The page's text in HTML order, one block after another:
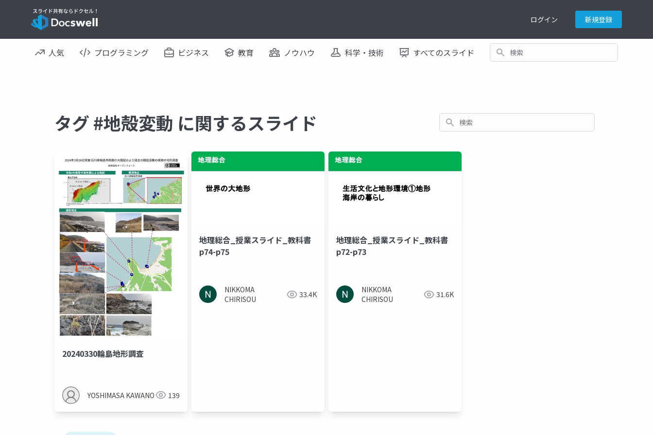
ログイン 新規登録
人気 プログラミング ビジネス 教育 ノウハウ 科学・技術 すべてのスライド 検索
タグ #地殻変動 に関するスライド 検索
20240330輪島地形調査
YOSHIMASA KAWANO 139
地理総合_授業スライド_教科書
p74-p75
NIKKOMA
CHIRISOU
33.4K
地理総合_授業スライド_教科書
p72-p73
NIKKOMA
CHIRISOU
31.6K